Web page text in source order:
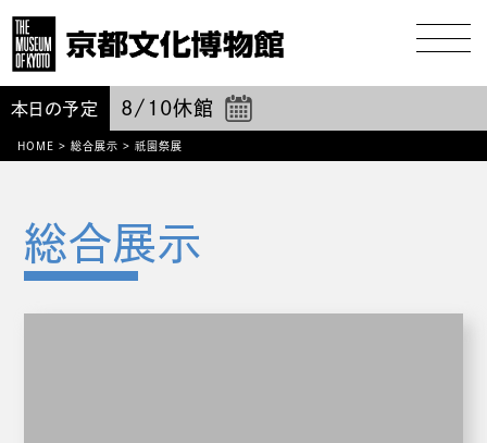
本日の予定 8/10休館
HOME > 総合展示 > 祇園祭展